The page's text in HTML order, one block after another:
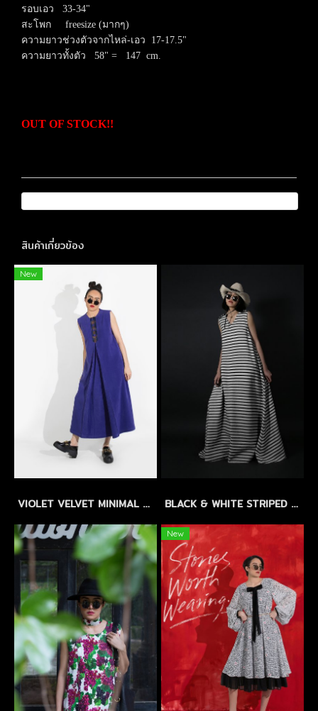
รอบเอว 33-34"
สะโพก freesize (มากๆ)
ความยาวช่วงตัวจากไหล่-เอว 17-17.5"
ความยาวทั้งตัว 58" = 147 cm.
OUT OF STOCK!!
สินค้าเกี่ยวข้อง
New
VIOLET VELVET MINIMAL DRESS by WLS - เดรสผ้าสักกะหลาดเนื้อสัมผัสกำมะหยี่ สีม่วง BLACK & WHITE STRIPED LINEN MAXI DRESS by WLS - แม็กซี่เดรสลินิน ลายทางขาว-ดำ
New